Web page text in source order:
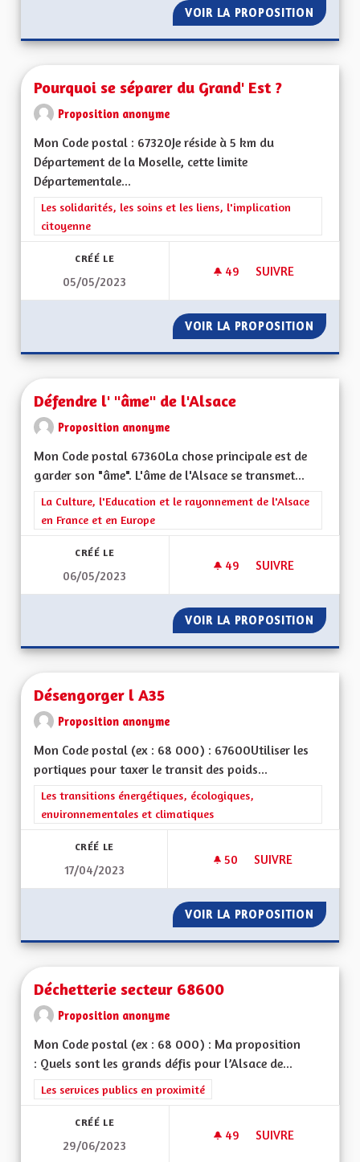
VOIR LA PROPOSITION
Pourquoi se séparer du Grand' Est ?
Proposition anonyme
Mon Code postal : 67320Je réside à 5 km du
Département de la Moselle, cette limite
Départementale...
Filtrer les résultats de la catégorie : Les solidarités, les soins
Les solidarités, les soins et les liens, l'implication
citoyenne
CRÉÉ LE
05/05/2023
49 49 ABONNÉS
SUIVRE
VOIR LA PROPOSITION
Défendre l' "âme" de l'Alsace
Proposition anonyme
Mon Code postal 67360La chose principale est de
garder son "âme". L'âme de l'Alsace se transmet...
Filtrer les résultats de la catégorie : La Culture, l'Education et
La Culture, l'Education et le rayonnement de l'Alsace
en France et en Europe
CRÉÉ LE
06/05/2023
49 49 ABONNÉS
SUIVRE
VOIR LA PROPOSITION
Désengorger l A35
Proposition anonyme
Mon Code postal (ex : 68 000) : 67600Utiliser les
portiques pour taxer le transit des poids...
Filtrer les résultats de la catégorie : Les transitions
Les transitions énergétiques, écologiques,
environnementales et climatiques
CRÉÉ LE
17/04/2023
50 50 ABONNÉS
SUIVRE
VOIR LA PROPOSITION
Déchetterie secteur 68600
Proposition anonyme
Mon Code postal (ex : 68 000) : Ma proposition
: Quels sont les grands défis pour l’Alsace de...
Filtrer les résultats de la catégorie : Les services publics en
Les services publics en proximité
CRÉÉ LE
29/06/2023
49 49 ABONNÉS
SUIVRE